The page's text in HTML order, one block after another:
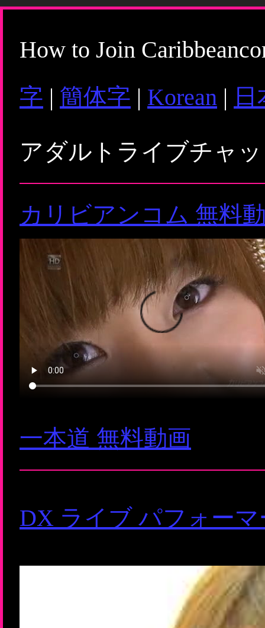
How to Join
字 | 簡体字 | Korean |
アダルトライブチャ
カリビアンコム 無料
一本道 無料動画
DX ライブ パフォー